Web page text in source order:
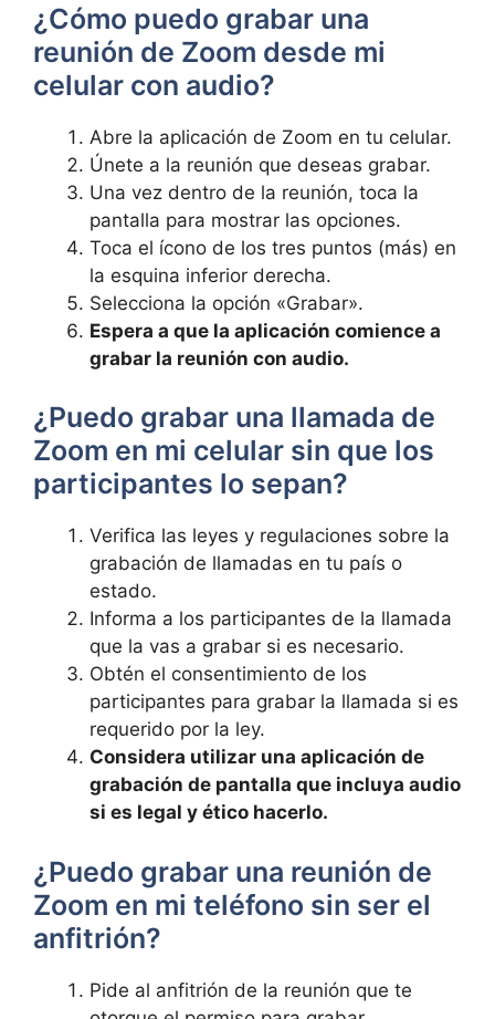
¿Cómo⁣ puedo grabar‍ una
reunión ⁣de Zoom ‍desde mi
⁣celular con audio?
Abre la aplicación de Zoom en tu celular.
Únete a la reunión que deseas grabar.
Una⁤ vez ⁢dentro de la​ reunión, toca​ la
‍pantalla para mostrar​ las‌ opciones.
Toca el ícono de ‌los tres puntos ​(más)‍ en
la⁢ esquina inferior ⁣derecha.
Selecciona la ⁣opción «Grabar».
Espera a ‍que ⁣la aplicación comience a
⁣grabar la​ reunión​ con audio.
‌¿Puedo grabar una ‍llamada de
Zoom en mi ‍celular sin que ‌los
‍participantes lo ⁢sepan?
Verifica​ las ⁣leyes y regulaciones‌ sobre la
grabación de ​llamadas ‌en tu país o
estado.
Informa a ⁢los participantes de la⁤ llamada
‌que la ‌vas a grabar⁣ si es necesario.
Obtén​ el consentimiento de los⁣
participantes para grabar la llamada si‍ es
requerido⁣ por la ley.
Considera utilizar una aplicación de⁤
grabación de ⁢pantalla que incluya audio
si es legal‌ y ético⁣ hacerlo.
¿Puedo grabar ‌una reunión de
Zoom en⁤ mi teléfono sin ser‍ el
anfitrión?
Pide al anfitrión ⁢de​ la reunión que te